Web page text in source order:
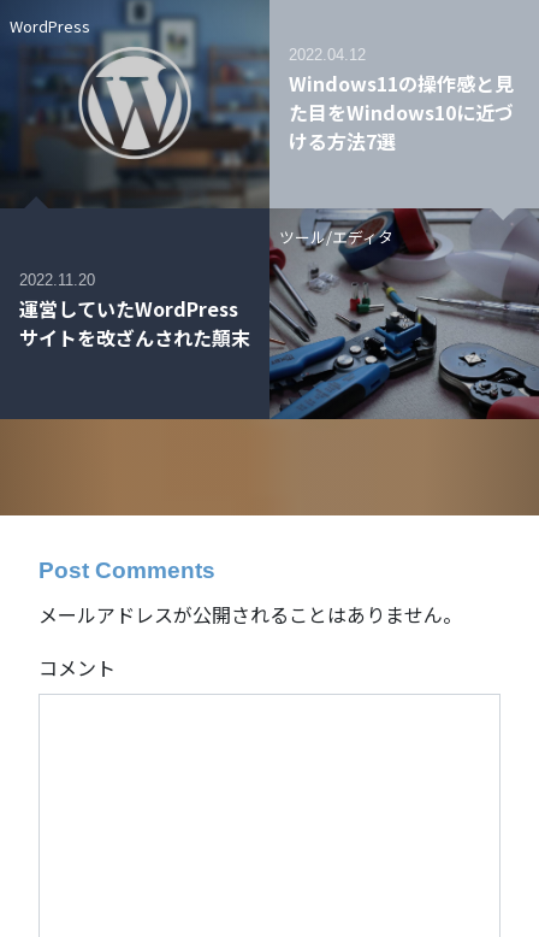
WordPress
2022.11.20
運営していたWordPress
サイトを改ざんされた顛末
ツール/エディタ
2022.04.12
Windows11の操作感と見
た目をWindows10に近づ
ける方法7選
Post Comments
メールアドレスが公開されることはありません。
コメント